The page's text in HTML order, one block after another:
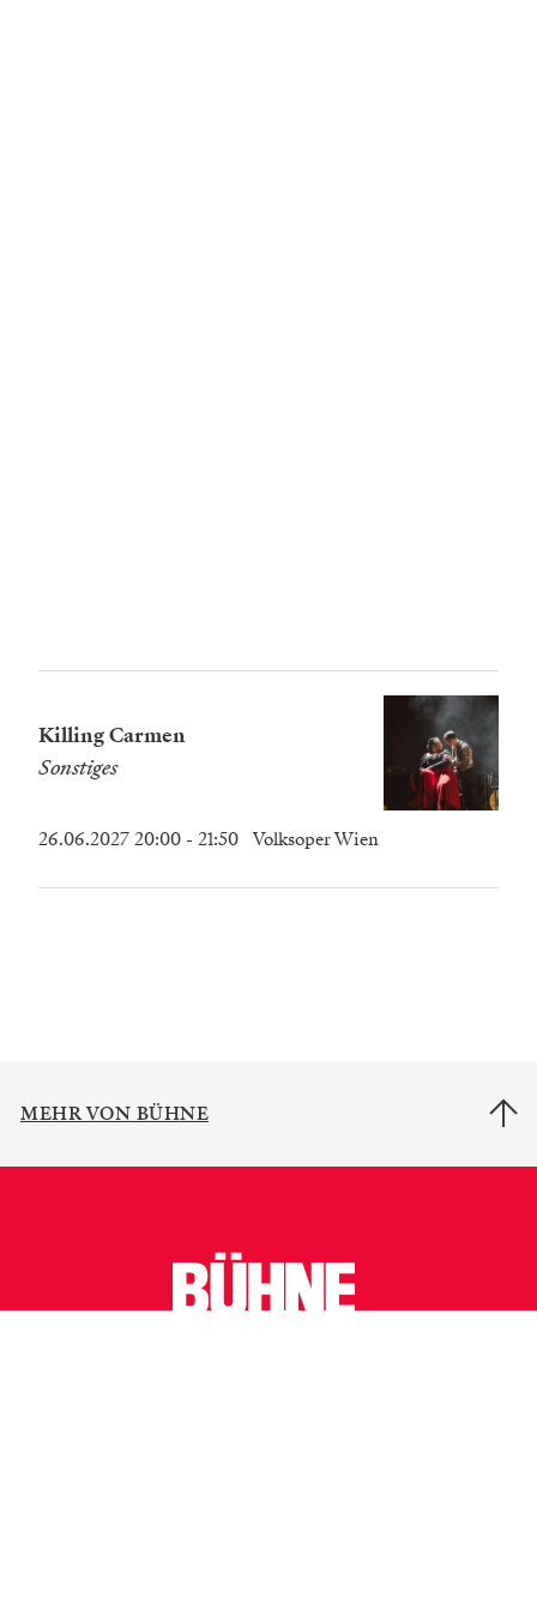
Killing Carmen
Sonstiges
26.06.2027 20:00 - 21:50 Volksoper Wien
MEHR VON BÜHNE